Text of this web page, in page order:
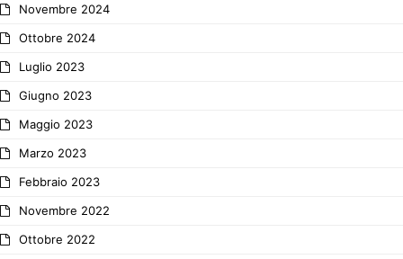
Novembre 2024
Ottobre 2024
Luglio 2023
Giugno 2023
Maggio 2023
Marzo 2023
Febbraio 2023
Novembre 2022
Ottobre 2022